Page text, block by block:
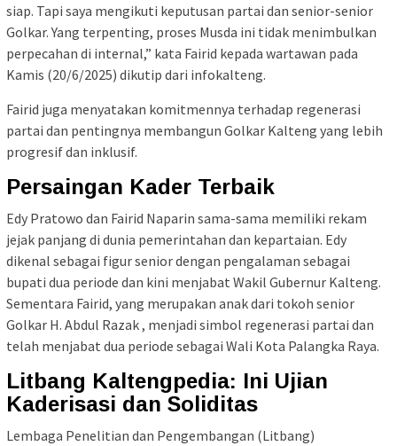
siap. Tapi saya mengikuti keputusan partai dan senior-senior
Golkar. Yang terpenting, proses Musda ini tidak menimbulkan
perpecahan di internal,” kata Fairid kepada wartawan pada
Kamis (20/6/2025) dikutip dari infokalteng.
Fairid juga menyatakan komitmennya terhadap regenerasi
partai dan pentingnya membangun Golkar Kalteng yang lebih
progresif dan inklusif.
Persaingan Kader Terbaik
Edy Pratowo dan Fairid Naparin sama-sama memiliki rekam
jejak panjang di dunia pemerintahan dan kepartaian. Edy
dikenal sebagai figur senior dengan pengalaman sebagai
bupati dua periode dan kini menjabat Wakil Gubernur Kalteng.
Sementara Fairid, yang merupakan anak dari tokoh senior
Golkar H. Abdul Razak , menjadi simbol regenerasi partai dan
telah menjabat dua periode sebagai Wali Kota Palangka Raya.
Litbang Kaltengpedia: Ini Ujian
Kaderisasi dan Soliditas
Lembaga Penelitian dan Pengembangan (Litbang)